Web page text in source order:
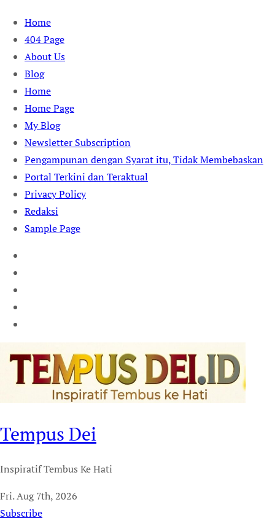
Skip
content
Home
404 Page
About Us
Blog
Home
Home Page
My Blog
Newsletter Subscription
Pengampunan dengan Syarat itu, Tidak Membebaskan
Portal Terkini dan Teraktual
Privacy Policy
Redaksi
Sample Page
Tempus Dei
Inspiratif Tembus Ke Hati
Fri. Aug 7th, 2026
Subscribe